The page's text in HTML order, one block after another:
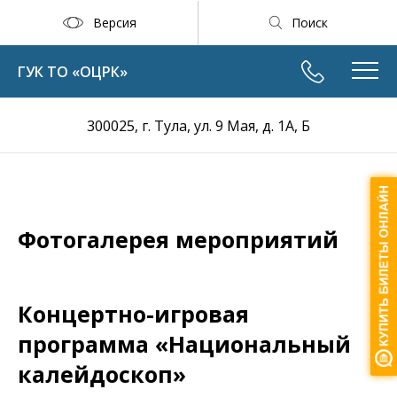
Версия Поиск
300025, г. Тула, ул. 9 Мая, д. 1А, Б
ГУК ТО «ОЦРК»
Фотогалерея мероприятий
Концертно-игровая
программа «Национальный
калейдоскоп»